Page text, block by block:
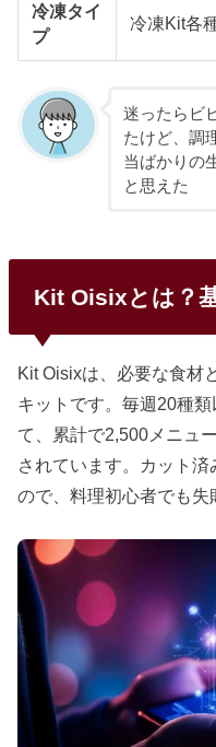
冷凍タイ
プ
冷凍Kit各
迷ったらビ
たけど、調
当ばかりの
と思えた
Kit Oisixとは？
Kit Oisixは、必要な食材
キットです。毎週20種
て、累計で2,500メニュ
されています。カット
ので、料理初心者でも失